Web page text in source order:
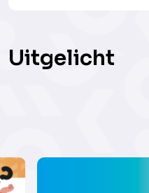
Uitgelicht